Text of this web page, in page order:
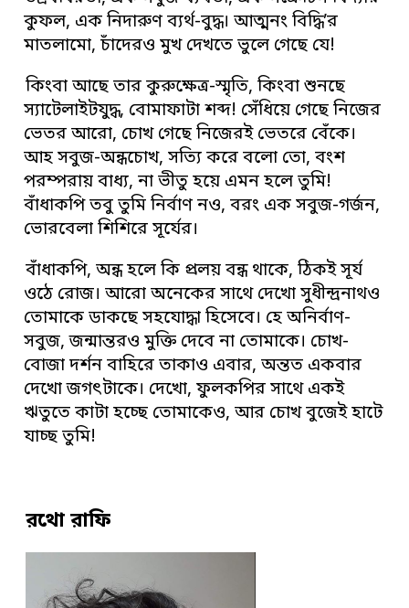
কুফল, এক নিদারুণ ব্যর্থ-বুদ্ধ। আত্মনং বিদ্ধি’র
মাতলামো, চাঁদেরও মুখ দেখতে ভুলে গেছে যে!
কিংবা আছে তার কুরুক্ষেত্র-স্মৃতি, কিংবা শুনছে
স্যাটেলাইটযুদ্ধ, বোমাফাটা শব্দ! সেঁধিয়ে গেছে নিজের
ভেতর আরো, চোখ গেছে নিজেরই ভেতরে বেঁকে।
আহ সবুজ-অন্ধচোখ, সত্যি করে বলো তো, বংশ
পরম্পরায় বাধ্য, না ভীতু হয়ে এমন হলে তুমি!
বাঁধাকপি তবু তুমি নির্বাণ নও, বরং এক সবুজ-গর্জন,
ভোরবেলা শিশিরে সূর্যের।
বাঁধাকপি, অন্ধ হলে কি প্রলয় বন্ধ থাকে, ঠিকই সূর্য
ওঠে রোজ। আরো অনেকের সাথে দেখো সুধীন্দ্রনাথও
তোমাকে ডাকছে সহযোদ্ধা হিসেবে। হে অনির্বাণ-
সবুজ, জন্মান্তরও মুক্তি দেবে না তোমাকে। চোখ-
বোজা দর্শন বাহিরে তাকাও এবার, অন্তত একবার
দেখো জগৎটাকে। দেখো, ফুলকপির সাথে একই
ঋতুতে কাটা হচ্ছে তোমাকেও, আর চোখ বুজেই হাটে
যাচ্ছ তুমি!
রথো রাফি